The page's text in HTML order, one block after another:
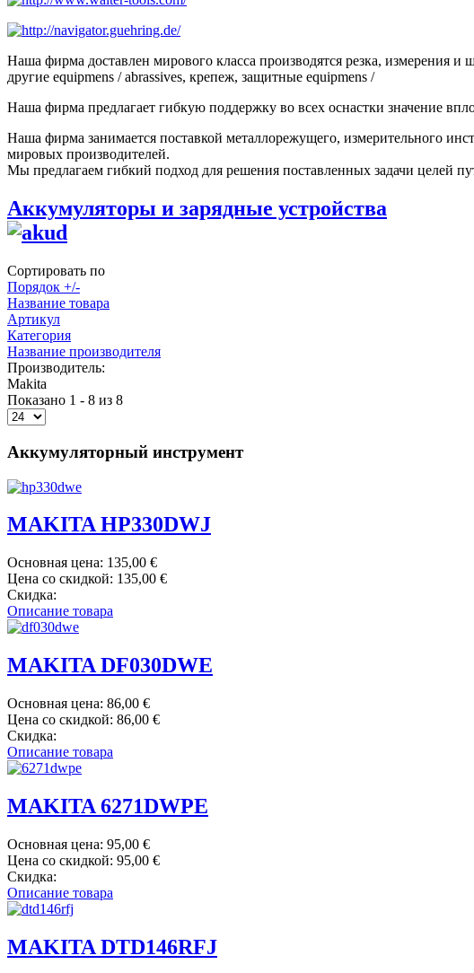
Наша фирма доставлен мирового класса производятся резка, измерения
другие equipmens / abrassives, крепеж, защитные equipmens /
Наша фирма предлагает гибкую поддержку во всех оснастки значение
Наша фирма занимается поставкой металлорежущего, измерительного
мировых производителей.
Мы предлагаем гибкий подход для решения поставленных задачи целей
Аккумуляторы и зарядные устройства
Сортировать по
Порядок +/-
Название товара
Артикул
Категория
Название производителя
Производитель:
Makita
Показано 1 - 8 из 8
Аккумуляторный инструмент
MAKITA HP330DWJ
Основная цена: 135,00 €
Цена со скидкой: 135,00 €
Скидка:
Описание товара
MAKITA DF030DWE
Основная цена: 86,00 €
Цена со скидкой: 86,00 €
Скидка:
Описание товара
MAKITA 6271DWPE
Основная цена: 95,00 €
Цена со скидкой: 95,00 €
Скидка:
Описание товара
MAKITA DTD146RFJ